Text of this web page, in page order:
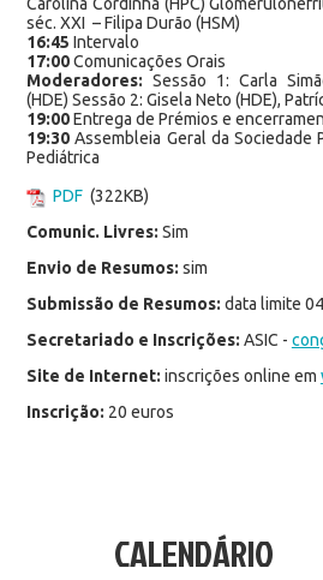
séc. XXI – Filipa Durão (HSM)
16:45 Intervalo
17:00Comunicações Orais
Moderadores: Sessão 1: Carla
(HDE) Sessão 2: Gisela Neto (HDE),
19:00Entrega de Prémios e
19:30Assembleia Geral da Sociedade
Pediátrica
PDF(322KB)
Comunic. Livres: Sim
Envio de Resumos: sim
Submissão de Resumos: data limite
Secretariado e Inscrições: ASIC -
Site de Internet: inscrições online em
Inscrição: 20 euros
CALENDÁRIO